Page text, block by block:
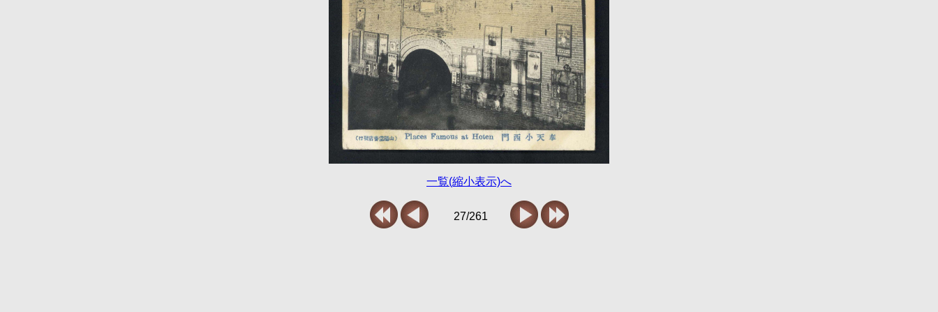
一覧(縮小表示)へ
27/261